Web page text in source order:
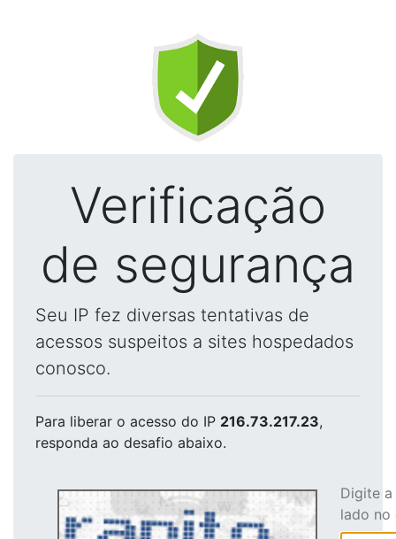
Verificação
de segurança
Seu IP fez diversas tentativas de
acessos suspeitos a sites hospedados
conosco.
Para liberar o acesso do IP 216.73.217.23,
responda ao desafio abaixo.
Digite
lado no